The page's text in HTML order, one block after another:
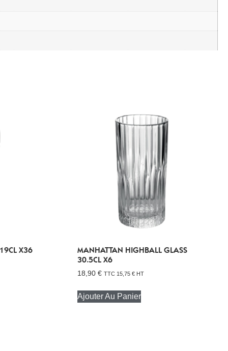
X36
MANHATTAN HIGHBALL GLASS
30.5CL X6
18,90 € TTC 15,75 € HT
Ajouter Au Panier